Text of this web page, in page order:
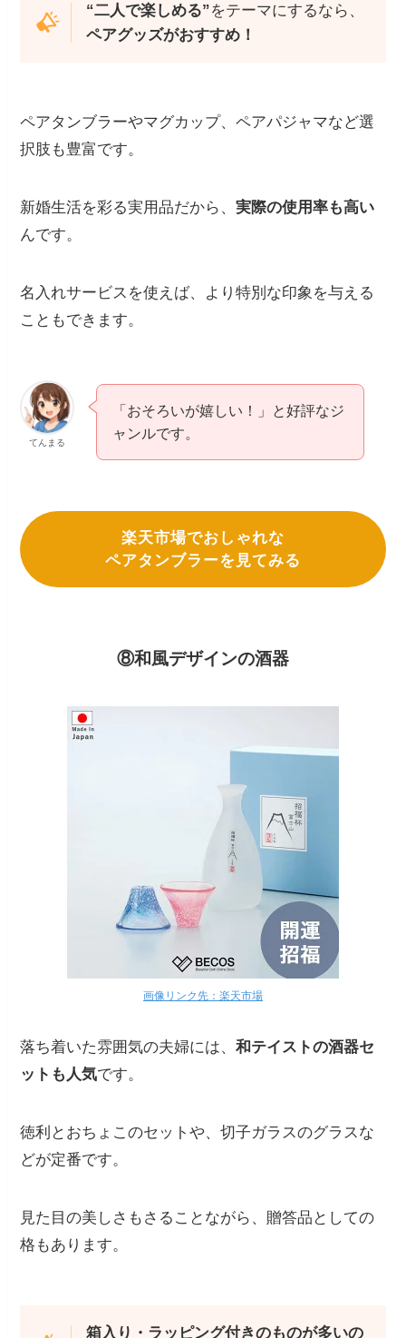
“二人で楽しめる”をテーマにするなら、
ペアグッズがおすすめ！
ペアタンブラーやマグカップ、ペアパジャマなど選
択肢も豊富です。
新婚生活を彩る実用品だから、実際の使用率も高い
んです。
名入れサービスを使えば、より特別な印象を与える
こともできます。
てんまる
「おそろいが嬉しい！」と好評なジ
ャンルです。
楽天市場でおしゃれな
ペアタンブラーを見てみる
⑧和風デザインの酒器
画像リンク先：楽天市場
落ち着いた雰囲気の夫婦には、和テイストの酒器セ
ットも人気です。
徳利とおちょこのセットや、切子ガラスのグラスな
どが定番です。
見た目の美しさもさることながら、贈答品としての
格もあります。
箱入り・ラッピング付きのものが多いの